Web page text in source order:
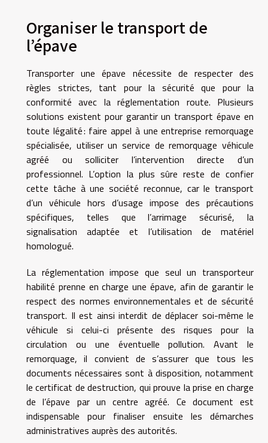
Organiser le transport de
l’épave
Transporter une épave nécessite de respecter des
règles strictes, tant pour la sécurité que pour la
conformité avec la réglementation route. Plusieurs
solutions existent pour garantir un transport épave en
toute légalité : faire appel à une entreprise remorquage
spécialisée, utiliser un service de remorquage véhicule
agréé ou solliciter l’intervention directe d’un
professionnel. L’option la plus sûre reste de confier
cette tâche à une société reconnue, car le transport
d’un véhicule hors d’usage impose des précautions
spécifiques, telles que l’arrimage sécurisé, la
signalisation adaptée et l’utilisation de matériel
homologué.
La réglementation impose que seul un transporteur
habilité prenne en charge une épave, afin de garantir le
respect des normes environnementales et de sécurité
transport. Il est ainsi interdit de déplacer soi-même le
véhicule si celui-ci présente des risques pour la
circulation ou une éventuelle pollution. Avant le
remorquage, il convient de s’assurer que tous les
documents nécessaires sont à disposition, notamment
le certificat de destruction, qui prouve la prise en charge
de l’épave par un centre agréé. Ce document est
indispensable pour finaliser ensuite les démarches
administratives auprès des autorités.